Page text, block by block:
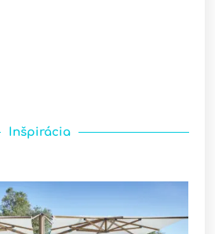
Inšpirácia